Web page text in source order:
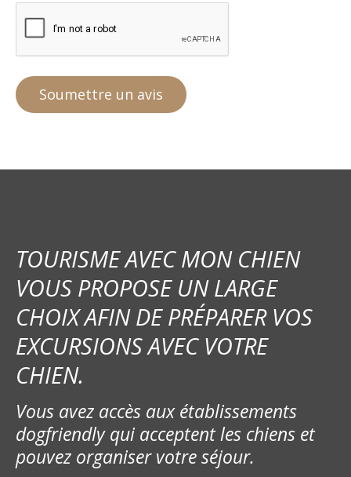
TOURISME AVEC MON CHIEN
VOUS PROPOSE UN LARGE
CHOIX AFIN DE PRÉPARER VOS
EXCURSIONS AVEC VOTRE
CHIEN.
Vous avez accès aux établissements
dogfriendly qui acceptent les chiens et
pouvez organiser votre séjour.